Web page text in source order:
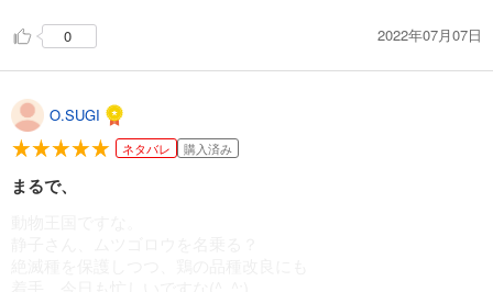
0 2022年07月07日
O.SUGI
ネタバレ 購入済み
まるで、